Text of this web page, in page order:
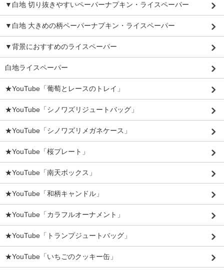
▼白地 切り抜きやすいペーパーナプキン・ライスペーパー
▼白地 大きめの柄ペーパーナプキン・ライスペーパー
▼背景におすすめのライスペーパー
白地ライスペーパー
★YouTube「葡萄とレースのトレイ」
★YouTube「シノワズリジュートバッグ」
★YouTube「シノワズリメガネケース」
★YouTube「桜プレート」
★YouTube「南天ボックス」
★YouTube「和柄キャンドル」
★YouTube「カラフルオーナメント」
★YouTube「トランプジュートバッグ」
★YouTube「いちごのクッキー缶」